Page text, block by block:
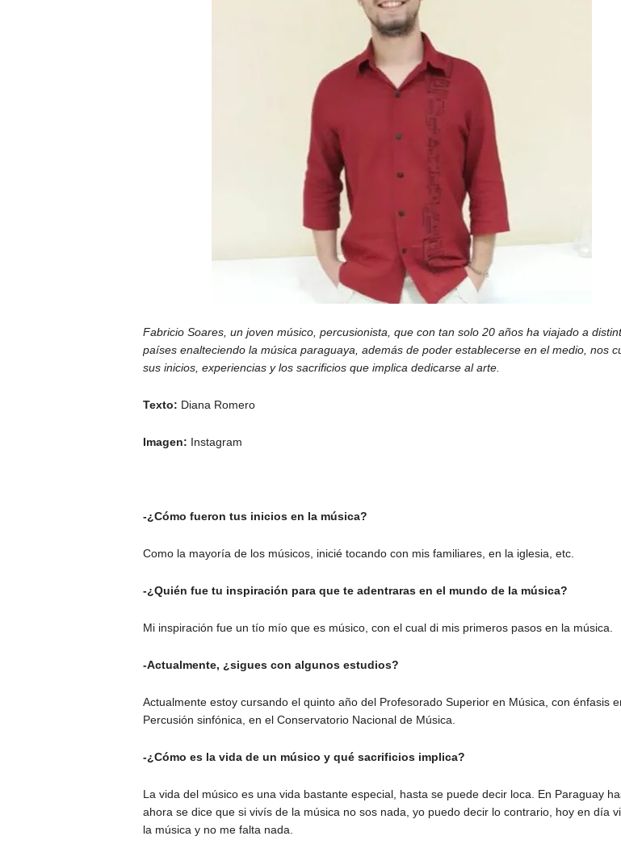
Fabricio Soares, un joven músico, percusionista, que con tan solo 20 años ha viajado a
países enalteciendo la música paraguaya, además de poder establecerse en el medio, nos
sus inicios, experiencias y los sacrificios que implica dedicarse al arte.
Texto: Diana Romero
Imagen: Instagram
-¿Cómo fueron tus inicios en la música?
Como la mayoría de los músicos, inicié tocando con mis familiares, en la iglesia, etc.
-¿Quién fue tu inspiración para que te adentraras en el mundo de la música?
Mi inspiración fue un tío mío que es músico, con el cual di mis primeros pasos en la música.
-Actualmente, ¿sigues con algunos estudios?
Actualmente estoy cursando el quinto año del Profesorado Superior en Música, con énfasis
Percusión sinfónica, en el Conservatorio Nacional de Música.
-¿Cómo es la vida de un músico y qué sacrificios implica?
La vida del músico es una vida bastante especial, hasta se puede decir loca. En Paraguay
ahora se dice que si vivís de la música no sos nada, yo puedo decir lo contrario, hoy en día
la música y no me falta nada.